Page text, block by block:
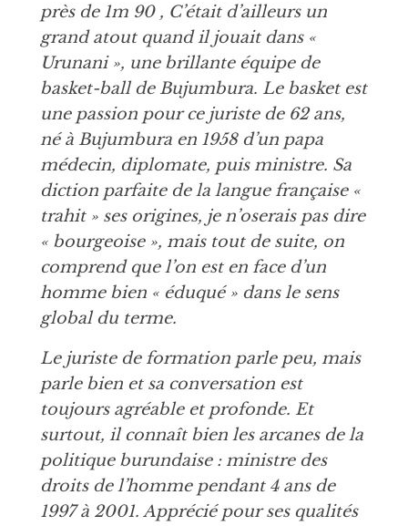
près de 1m 90 , C’était d’ailleurs un
grand atout quand il jouait dans «
Urunani », une brillante équipe de
basket-ball de Bujumbura. Le basket est
une passion pour ce juriste de 62 ans,
né à Bujumbura en 1958 d’un papa
médecin, diplomate, puis ministre. Sa
diction parfaite de la langue française «
trahit » ses origines, je n’oserais pas dire
« bourgeoise », mais tout de suite, on
comprend que l’on est en face d’un
homme bien « éduqué » dans le sens
global du terme.
Le juriste de formation parle peu, mais
parle bien et sa conversation est
toujours agréable et profonde. Et
surtout, il connaît bien les arcanes de la
politique burundaise : ministre des
droits de l’homme pendant 4 ans de
1997 à 2001. Apprécié pour ses qualités